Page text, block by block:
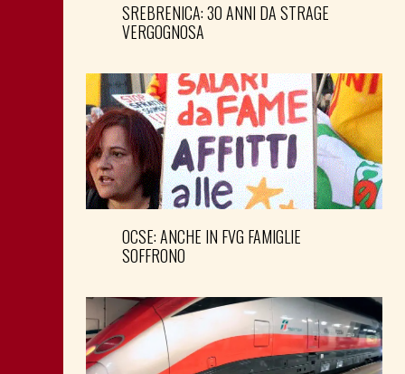
SREBRENICA: 30 ANNI DA STRAGE
VERGOGNOSA
OCSE: ANCHE IN FVG FAMIGLIE
SOFFRONO